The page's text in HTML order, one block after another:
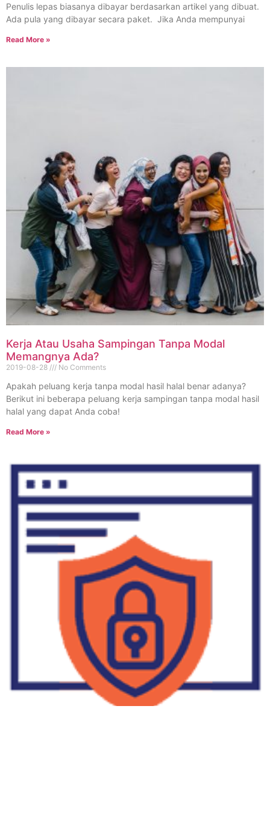
Penulis lepas biasanya dibayar berdasarkan artikel yang dibuat.
Ada pula yang dibayar secara paket. Jika Anda mempunyai
Read More »
Kerja Atau Usaha Sampingan Tanpa Modal
Memangnya Ada?
2019-08-28 No Comments
Apakah peluang kerja tanpa modal hasil halal benar adanya?
Berikut ini beberapa peluang kerja sampingan tanpa modal hasil
halal yang dapat Anda coba!
Read More »